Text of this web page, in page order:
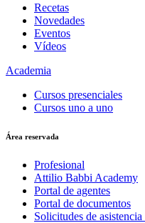
Recetas
Novedades
Eventos
Vídeos
Academia
Cursos presenciales
Cursos uno a uno
Área reservada
Profesional
Attilio Babbi Academy
Portal de agentes
Portal de documentos
Solicitudes de asistencia